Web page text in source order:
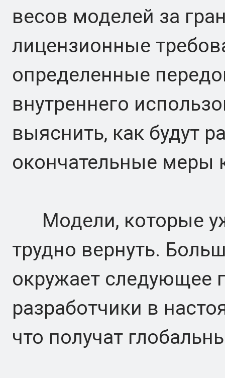
весов моделей за
лицензионные
определенные
внутреннего
выяснить, как будут
окончательные меры
Модели, которые
трудно вернуть.
окружает следующее
разработчики в
что получат